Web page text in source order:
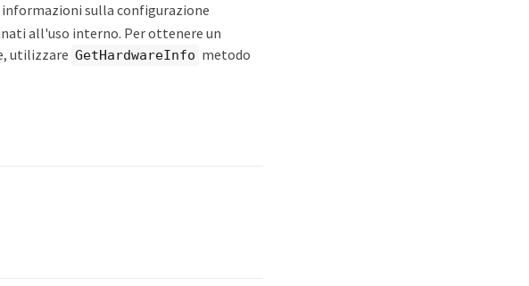
sulla configurazione
all'uso interno. Per ottenere un
utilizzare GetHardwareInfo metodo